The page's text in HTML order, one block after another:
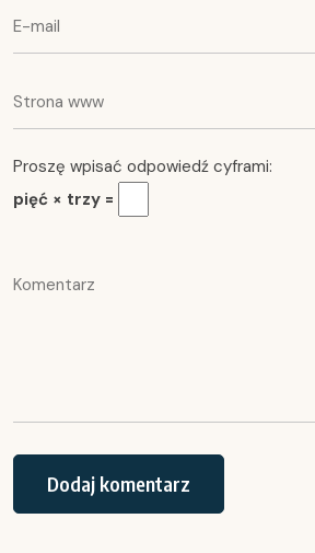
Proszę wpisać odpowiedź cyframi:
pięć × trzy =